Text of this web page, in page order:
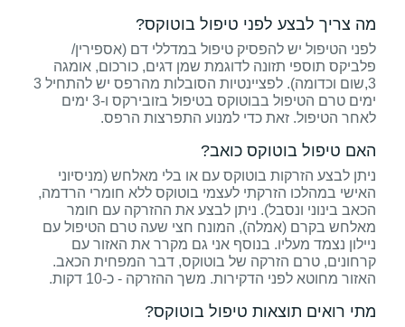
מה צריך לבצע לפני טיפול בוטוקס?
לפני הטיפול יש להפסיק טיפול במדללי דם (אספירין/
פלביקס תוספי תזונה לדוגמת שמן דגים, כורכום, אומגה
3,שום וכדומה). לפציינטיות הסובלות מהרפס יש להתחיל 3
ימים טרם הטיפול בבוטוקס בטיפול בזובירקס ו-3 ימים
לאחר הטיפול. זאת כדי למנוע התפרצות הרפס.
האם טיפול בוטוקס כואב?
ניתן לבצע הזרקות בוטוקס עם או בלי מאלחש (מניסיוני
האישי במהלכו הזרקתי לעצמי בוטוקס ללא חומרי הרדמה,
הכאב בינוני ונסבל). ניתן לבצע את ההזרקה עם חומר
מאלחש בקרם (אמלה), המונח חצי שעה טרם הטיפול עם
ניילון נצמד מעליו. בנוסף אני גם מקרר את האזור עם
קרחונים, טרם הזרקה של בוטוקס, דבר המפחית הכאב.
האזור מחוטא לפני הדקירות. משך ההזרקה - כ-10 דקות.
מתי רואים תוצאות טיפול בוטוקס?